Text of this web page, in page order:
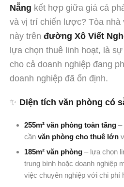
Nẵng kết hợp giữa giá cả
và vị trí chiến lược? Tòa nhà
này trên đường Xô Viết
lựa chọn thuê linh hoạt, là
cho cả doanh nghiệp đang
doanh nghiệp đã ổn định.
✨ Diện tích văn phòng có
255m² văn phòng toàn tầng –
cần văn phòng cho thuê lớn
185m² văn phòng – lựa chọn
trung bình hoặc doanh nghiệp
việc chuyên nghiệp với chi phí